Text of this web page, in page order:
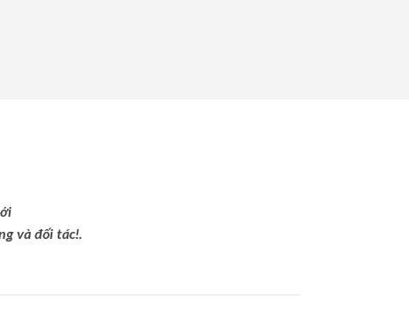
và đối tác!.